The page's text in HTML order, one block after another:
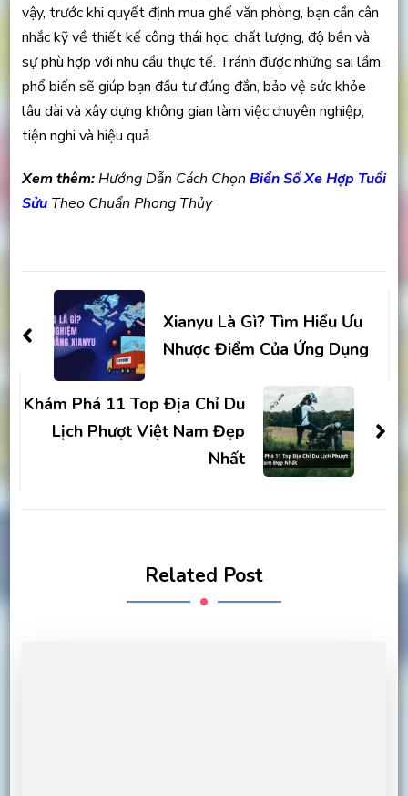
vậy, trước khi quyết định mua ghế văn phòng, bạn cần cân
nhắc kỹ về thiết kế công thái học, chất lượng, độ bền và
sự phù hợp với nhu cầu thực tế. Tránh được những sai lầm
phổ biến sẽ giúp bạn đầu tư đúng đắn, bảo vệ sức khỏe
lâu dài và xây dựng không gian làm việc chuyên nghiệp,
tiện nghi và hiệu quả.
Xem thêm:Hướng Dẫn Cách Chọn Biển Số Xe Hợp Tuổi
SửuTheo Chuẩn Phong Thủy
Post
NavigationXianyu Là Gì? Tìm Hiểu Ưu
Nhược Điểm Của Ứng Dụng
Khám Phá 11 Top Địa Chỉ Du
Lịch Phượt Việt Nam Đẹp
Nhất
Related Post